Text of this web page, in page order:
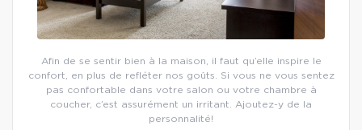
Afin de se sentir bien à la maison, il faut qu’elle inspire le
confort, en plus de refléter nos goûts. Si vous ne vous sentez
pas confortable dans votre salon ou votre chambre à
coucher, c’est assurément un irritant. Ajoutez-y de la
personnalité!